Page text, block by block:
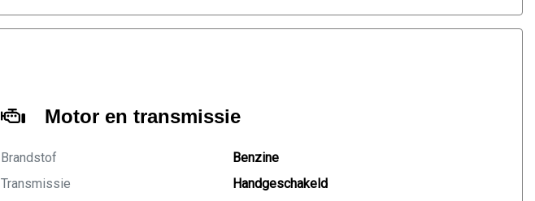
Motor en transmissie
Brandstof
Benzine
Transmissie
Handgeschakeld